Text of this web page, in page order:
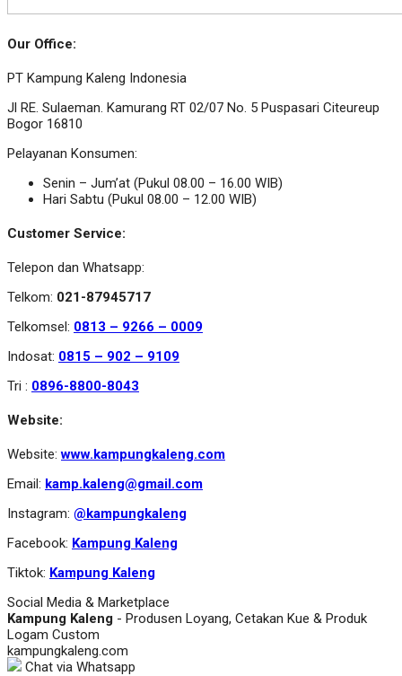
Our Office:
PT Kampung Kaleng Indonesia
Jl RE. Sulaeman. Kamurang RT 02/07 No. 5 Puspasari Citeureup
Bogor 16810
Pelayanan Konsumen:
Senin – Jum’at (Pukul 08.00 – 16.00 WIB)
Hari Sabtu (Pukul 08.00 – 12.00 WIB)
Customer Service:
Telepon dan Whatsapp:
Telkom: 021-87945717
Telkomsel: 0813 – 9266 – 0009
Indosat: 0815 – 902 – 9109
Tri : 0896-8800-8043
Website:
Website:www.kampungkaleng.com
Email: kamp.kaleng@gmail.com
Instagram: @kampungkaleng
Facebook: Kampung Kaleng
Tiktok: Kampung Kaleng
Social Media & Marketplace
Kampung Kaleng - Produsen Loyang, Cetakan Kue & Produk
Logam Custom
kampungkaleng.com
Chat via Whatsapp